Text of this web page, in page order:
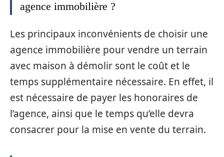
agence immobilière ?
Les principaux inconvénients de choisir une
agence immobilière pour vendre un terrain
avec maison à démolir sont le coût et le
temps supplémentaire nécessaire. En effet, il
est nécessaire de payer les honoraires de
l’agence, ainsi que le temps qu’elle devra
consacrer pour la mise en vente du terrain.